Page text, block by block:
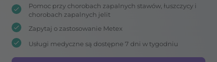
Pomoc przy chorobach zapalnych stawów, łuszczycy i
chorobach zapalnych jelit
Zapytaj o zastosowanie Metex
Usługi medyczne są dostępne 7 dni w tygodniu